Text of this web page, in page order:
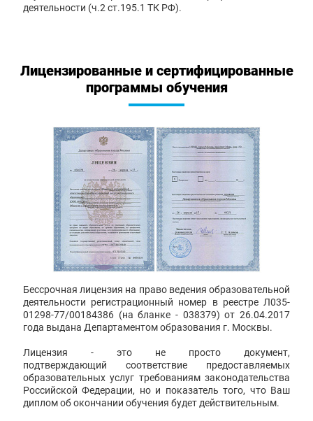
деятельности (ч.2 ст.195.1 ТК РФ).
Лицензированные и сертифицированные
программы обучения
Бессрочная лицензия на право ведения образовательной
деятельности регистрационный номер в реестре Л035-
01298-77/00184386 (на бланке - 038379) от 26.04.2017
года выдана Департаментом образования г. Москвы.
Лицензия - это не просто документ,
подтверждающий соответствие предоставляемых
образовательных услуг требованиям законодательства
Российской Федерации, но и показатель того, что Ваш
диплом об окончании обучения будет действительным.